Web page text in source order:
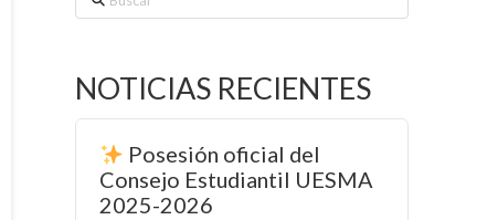
NOTICIAS RECIENTES
Posesión oficial del
Consejo Estudiantil UESMA
2025-2026